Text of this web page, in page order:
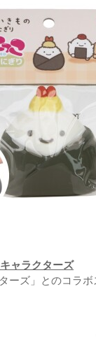
ャラクターズ
ーズ」とのコラ